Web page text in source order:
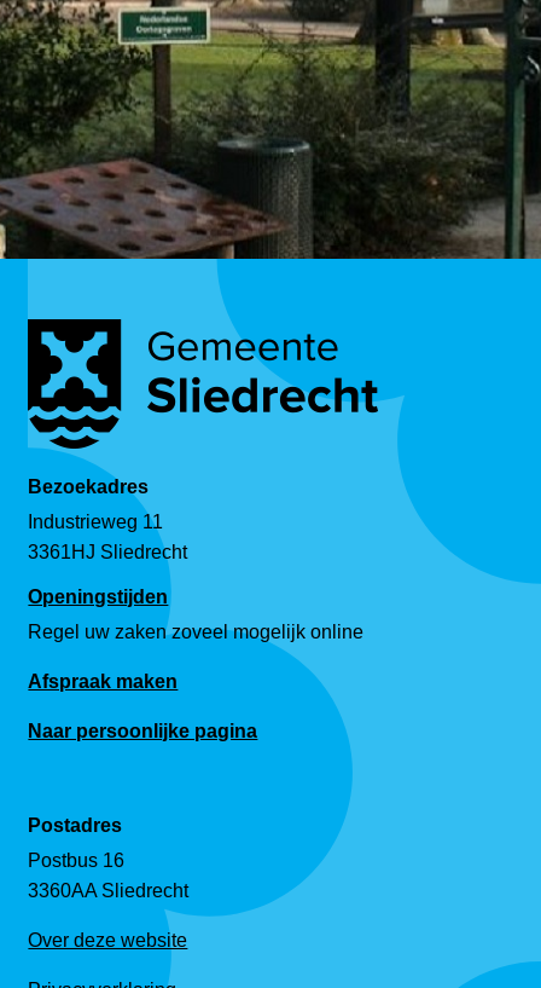
Bezoekadres
Industrieweg 11
3361HJ Sliedrecht
Openingstijden
Regel uw zaken zoveel mogelijk online
Afspraak maken
Naar persoonlijke pagina
Postadres
Postbus 16
3360AA Sliedrecht
Over deze website